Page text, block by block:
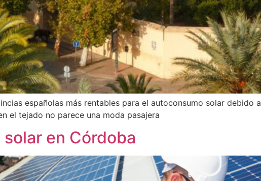
españolas más rentables para el autoconsumo solar
el tejado no parece una moda pasajera
en Córdoba